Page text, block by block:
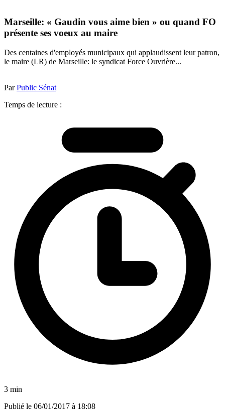
Marseille: « Gaudin vous aime bien » ou quand FO
présente ses voeux au maire
Des centaines d'employés municipaux qui applaudissent leur patron,
le maire (LR) de Marseille: le syndicat Force Ouvrière...
ParPublic Sénat
Temps de lecture :
3 min
Publié le 06/01/2017 à 18:08